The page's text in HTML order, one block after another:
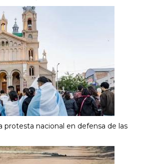
protesta nacional en defensa de las